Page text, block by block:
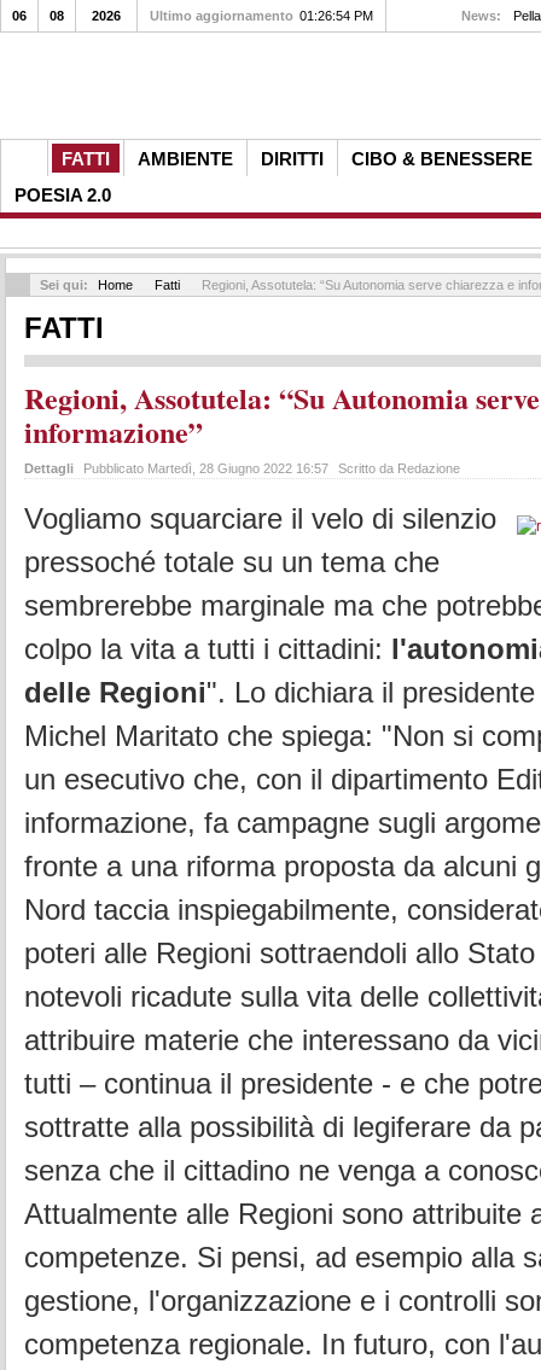
FATTI AMBIENTE DIRITTI
CIBO & BENESSERE
POESIA 2.0
06 08 2026 Ultimo aggiornamento 01:26:54 PM News:
Sei qui: Home Fatti Regioni, Assotutela: “Su Autonomia serve chiarezza e
FATTI
Regioni, Assotutela: “Su Autonomia
informazione”
Dettagli Pubblicato Martedì, 28 Giugno 2022 16:57 Scritto da Redazione
Vogliamo squarciare il velo di silenzio
pressoché totale su un tema che
sembrerebbe marginale ma che
colpo la vita a tutti i cittadini:
delle Regioni". Lo dichiara il
Michel Maritato che spiega: "Non si
un esecutivo che, con il dipartimento
informazione, fa campagne sugli
fronte a una riforma proposta da alcuni
Nord taccia inspiegabilmente,
poteri alle Regioni sottraendoli allo
notevoli ricadute sulla vita delle
attribuire materie che interessano da
tutti – continua il presidente - e che
sottratte alla possibilità di legiferare da
senza che il cittadino ne venga a
Attualmente alle Regioni sono attribuite
competenze. Si pensi, ad esempio alla
gestione, l'organizzazione e i controlli
competenza regionale. In futuro, con